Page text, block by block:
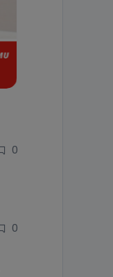
0
0